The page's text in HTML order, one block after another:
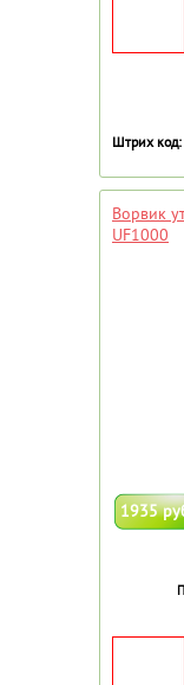
Штрих код:
Ворвик
UF1000
1935